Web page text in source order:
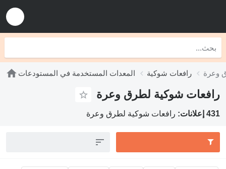
المعدات المستخدمة في المستودعات رافعات شوكية وعرة
رافعات شوكية لطرق وعرة
431 إعلانات: رافعات شوكية لطرق وعرة